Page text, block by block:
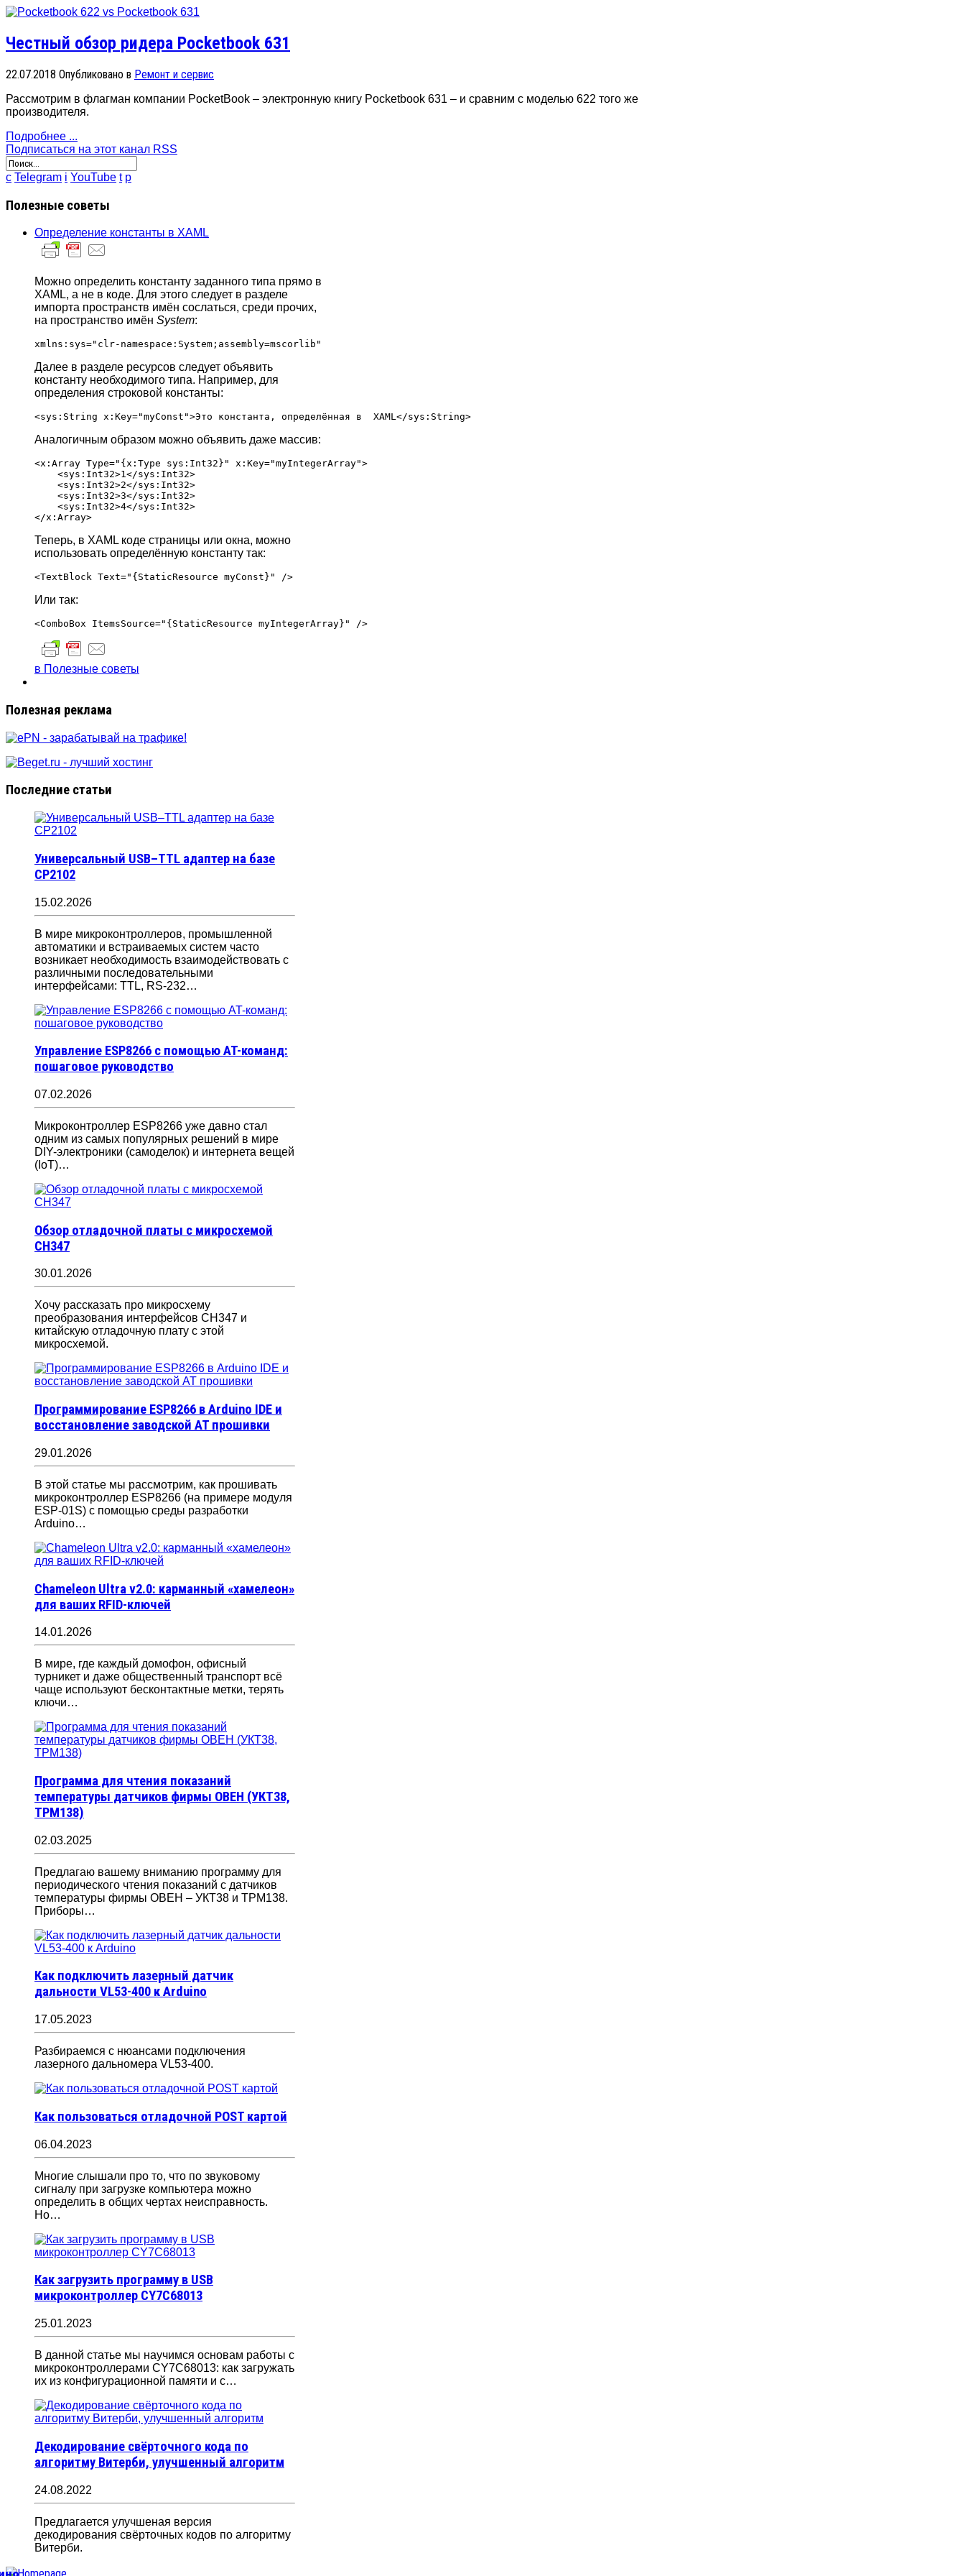
Честный обзор ридера Pocketbook 631
22.07.2018 Опубликовано в Ремонт и сервис
Рассмотрим в флагман компании PocketBook – электронную книгу Pocketbook 631 – и сравним с моделью 622 того же
производителя.
Подробнее ...
Подписаться на этот канал RSS
c Telegram i YouTube t p
Полезные советы
Определение константы в XAML
Можно определить константу заданного типа прямо в
XAML, а не в коде. Для этого следует в разделе
импорта пространств имён сослаться, среди прочих,
на пространство имён System:
Далее в разделе ресурсов следует объявить
константу необходимого типа. Например, для
определения строковой константы:
Аналогичным образом можно объявить даже массив:
<x:Array Type="{x:Type sys:Int32}" x:Key="myIntegerArray">
    <sys:Int32>1</sys:Int32>
    <sys:Int32>2</sys:Int32>
    <sys:Int32>3</sys:Int32>
    <sys:Int32>4</sys:Int32>
Теперь, в XAML коде страницы или окна, можно
использовать определённую константу так:
Или так:
в Полезные советы
Полезная реклама
Последние статьи
Универсальный USB–TTL адаптер на базе
CP2102
15.02.2026
В мире микроконтроллеров, промышленной
автоматики и встраиваемых систем часто
возникает необходимость взаимодействовать с
различными последовательными
интерфейсами: TTL, RS-232…
Управление ESP8266 с помощью AT-команд:
пошаговое руководство
07.02.2026
Микроконтроллер ESP8266 уже давно стал
одним из самых популярных решений в мире
DIY-электроники (самоделок) и интернета вещей
(IoT)…
Обзор отладочной платы с микросхемой
CH347
30.01.2026
Хочу рассказать про микросхему
преобразования интерфейсов CH347 и
китайскую отладочную плату с этой
микросхемой.
Программирование ESP8266 в Arduino IDE и
восстановление заводской AT прошивки
29.01.2026
В этой статье мы рассмотрим, как прошивать
микроконтроллер ESP8266 (на примере модуля
ESP-01S) с помощью среды разработки
Arduino…
Chameleon Ultra v2.0: карманный «хамелеон»
для ваших RFID-ключей
14.01.2026
В мире, где каждый домофон, офисный
турникет и даже общественный транспорт всё
чаще используют бесконтактные метки, терять
ключи…
Программа для чтения показаний
температуры датчиков фирмы ОВЕН (УКТ38,
ТРМ138)
02.03.2025
Предлагаю вашему вниманию программу для
периодического чтения показаний с датчиков
температуры фирмы ОВЕН – УКТ38 и ТРМ138.
Приборы…
Как подключить лазерный датчик
дальности VL53-400 к Arduino
17.05.2023
Разбираемся с нюансами подключения
лазерного дальномера VL53-400.
Как пользоваться отладочной POST картой
06.04.2023
Многие слышали про то, что по звуковому
сигналу при загрузке компьютера можно
определить в общих чертах неисправность.
Но…
Как загрузить программу в USB
микроконтроллер CY7C68013
25.01.2023
В данной статье мы научимся основам работы с
микроконтроллерами CY7C68013: как загружать
их из конфигурационной памяти и с…
Декодирование свёрточного кода по
алгоритму Витерби, улучшенный алгоритм
24.08.2022
Предлагается улучшеная версия
декодирования свёрточных кодов по алгоритму
Витерби.